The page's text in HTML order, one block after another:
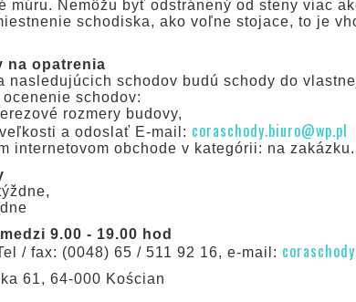
múru. Nemôžu byť odstránený od steny viac
schodiska, ako voľne stojace, to je
na opatrenia
schodov budú schody do
schodov:
rozmery budovy,
a odoslať E-mail: coraschody.biuro@wp.pl
internetovom obchode v kategórii: na zakázku.
9.00 - 19.00 hod
/ fax: (0048) 65 / 511 92 16, e-mail:
61, 64-000 Kościan